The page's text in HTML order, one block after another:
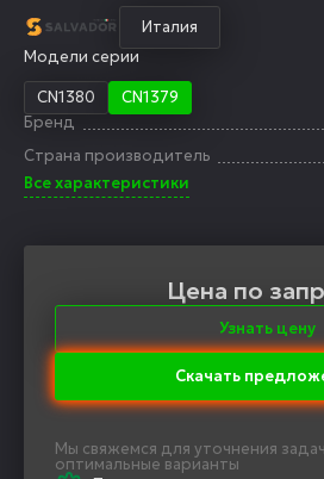
Италия
Модели серии
CN1380
CN1379
Бренд
Страна производитель
Все характеристики
Цена по
Узнать цену
Скачать
Мы свяжемся для уточнения
оптимальные варианты